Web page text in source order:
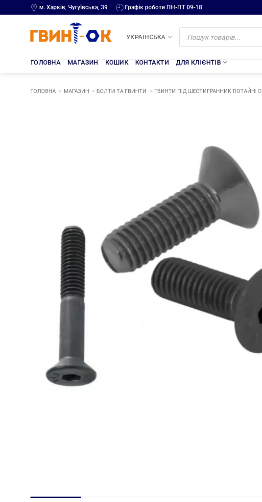
to
м. Харків, Чугуївська, 39 Графік роботи ПН-ПТ 09-18
УКРАЇНСЬКА
Products
search
ГОЛОВНА МАГАЗИН КОШИК КОНТАКТИ ДЛЯ КЛІЄНТІВ
ГОЛОВНА МАГАЗИН БОЛТИ ТА ГВИНТИ ГВИНТИ ПІД ШЕСТИГРАННИК ПОТАЙНІ